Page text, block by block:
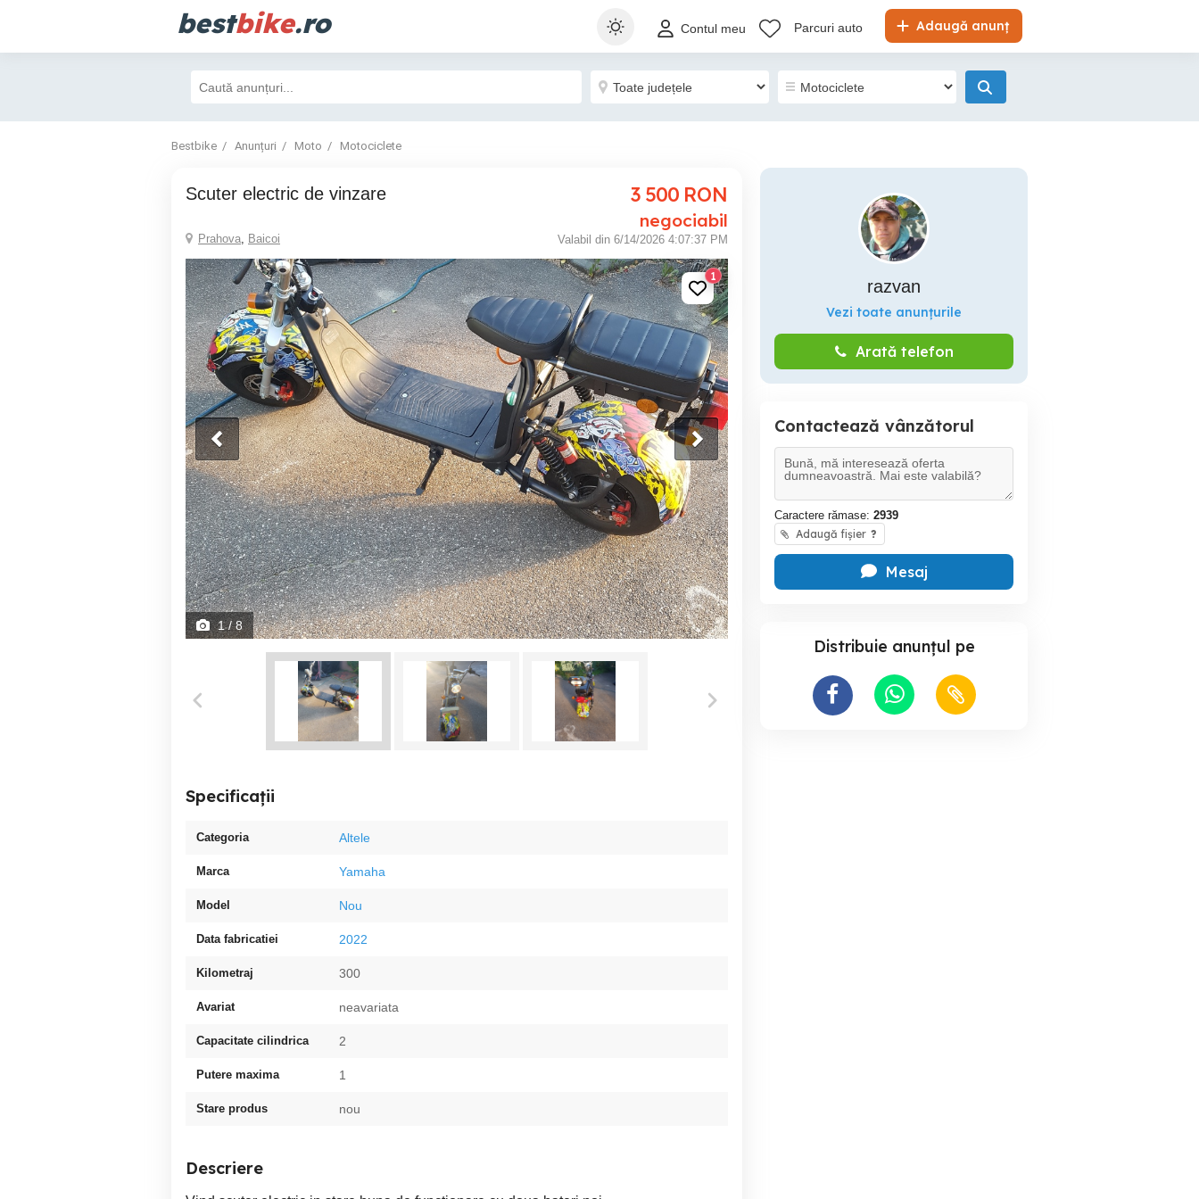
bestbike.ro Adaugă anunț
Contul meu Parcuri auto
Bestbike Anunțuri Moto Motociclete
Scuter electric de vinzare 3 500 RON
negociabil
Prahova, Baicoi Valabil din 6/14/2026 4:07:37 PM
1
1/ 8
Specificații
Categoria Altele
Marca Yamaha
Model Nou
Data fabricatiei 2022
Kilometraj 300
Avariat neavariata
Capacitate cilindrica 2
Putere maxima 1
Stare produs nou
Descriere
razvan
Vezi toate anunțurile
Arată telefon
Contactează vânzătorul
Caractere rămase: 2939
Adaugă fișier ?
Mesaj
Distribuie anunțul pe